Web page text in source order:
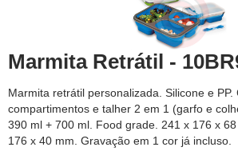
Marmita Retrátil -
Marmita retrátil personalizada. Silicone e PP.
compartimentos e talher 2 em 1 (garfo e
390 ml + 700 ml. Food grade. 241 x 176 x
176 x 40 mm. Gravação em 1 cor já incluso.